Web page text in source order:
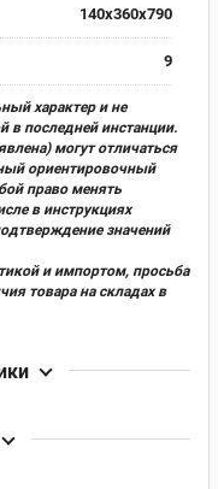
140x360x790
9
характер и не
в последней инстанции.
могут отличаться
ориентировочный
право менять
в инструкциях
значений
и импортом, просьба
товара на складах в